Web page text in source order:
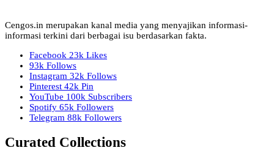
Cengos.in merupakan kanal media yang menyajikan informasi-
informasi terkini dari berbagai isu berdasarkan fakta.
Facebook 23k Likes
93k Follows
Instagram 32k Follows
Pinterest 42k Pin
YouTube 100k Subscribers
Spotify 65k Followers
Telegram 88k Followers
Curated Collections